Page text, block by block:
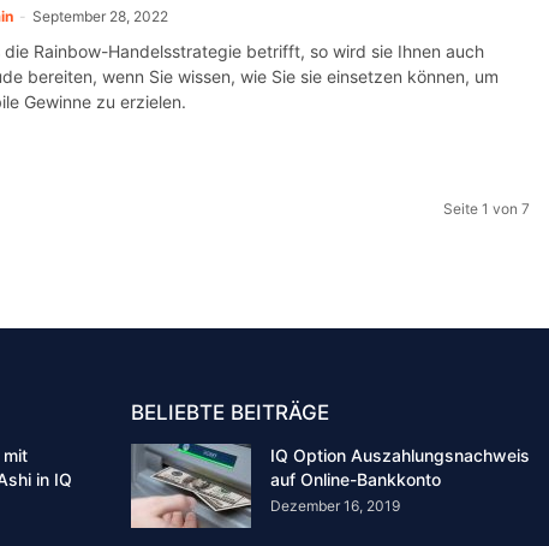
- September 28, 2022
die Rainbow-Handelsstrategie betrifft, so wird sie Ihnen auch
bereiten, wenn Sie wissen, wie Sie sie einsetzen können, um
Gewinne zu erzielen.
Seite 1 von 7
mit
in IQ
BELIEBTE BEITRÄGE
IQ Option Auszahlungsnachweis
auf Online-Bankkonto
Dezember 16, 2019